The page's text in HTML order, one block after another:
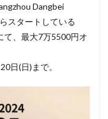
Dangbei
スタートしている
て、最大7万5500円オ
日(日)まで。